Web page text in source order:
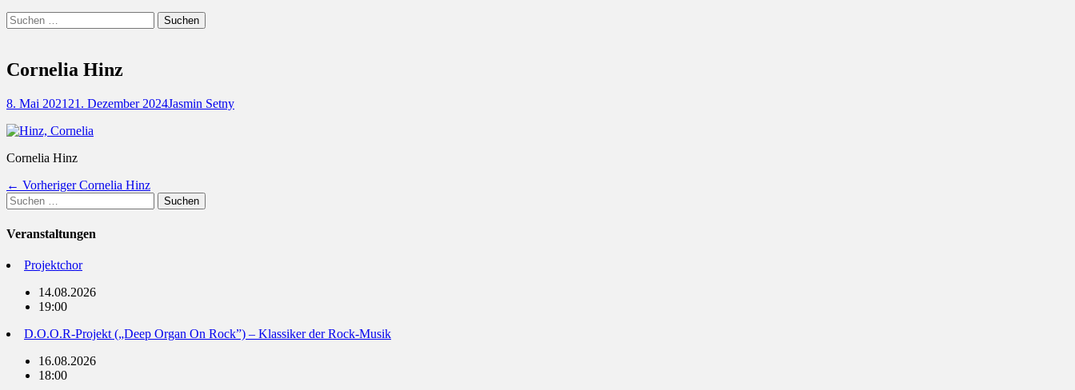
Suchen
Suchen
nach:
Cornelia Hinz
Posted
8. Mai 2021 21. Dezember 2024Autor
Jasmin Setny
Cornelia Hinz
Beitragsnavigation
← Vorheriger Vorheriger
Cornelia Hinz
Suchen
nach:
Veranstaltungen
Projektchor
14.08.2026
19:00
D.O.O.R-Projekt („Deep Organ On Rock”) – Klassiker der Rock-Musik
16.08.2026
18:00